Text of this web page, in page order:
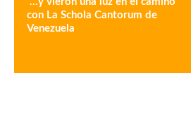
con La Schola Cantorum de
Venezuela